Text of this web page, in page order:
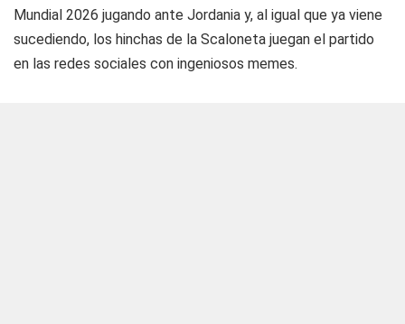
Mundial 2026 jugando ante Jordania y, al igual que ya viene
sucediendo, los hinchas de la Scaloneta juegan el partido
en las redes sociales con ingeniosos memes.